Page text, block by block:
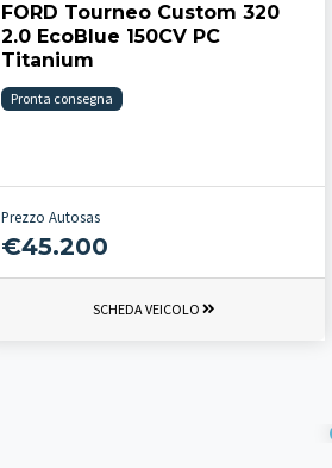
FORD Tourneo Custom 320
2.0 EcoBlue 150CV PC
Titanium
Pronta consegna
Prezzo Autosas
€45.200
SCHEDA VEICOLO